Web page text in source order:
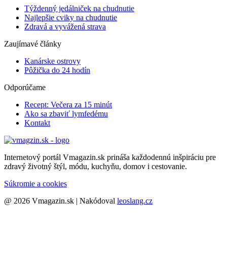
Týždenný jedálniček na chudnutie
Najlepšie cviky na chudnutie
Zdravá a vyvážená strava
Zaujímavé články
Kanárske ostrovy
Pôžička do 24 hodín
Odporúčame
Recept: Večera za 15 minút
Ako sa zbaviť lymfedému
Kontakt
Internetový portál Vmagazin.sk prináša každodennú inšpiráciu pre
zdravý životný štýl, módu, kuchyňu, domov i cestovanie.
Súkromie a cookies
@ 2026 Vmagazin.sk | Nakódoval leoslang.cz